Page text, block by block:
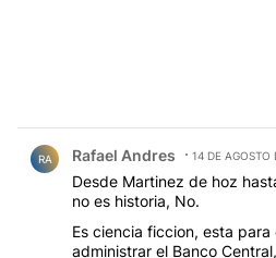
RA Rafael Andres 14 DE AGOSTO
Desde Martinez de hoz
no es historia, No.
Es ciencia ficcion, esta
administrar el Banco